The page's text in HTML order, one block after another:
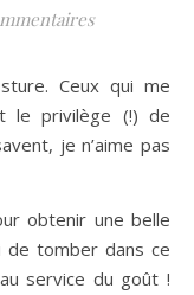
le privilège (!) de
je n’aime pas
obtenir une belle
de tomber dans ce
service du goût !